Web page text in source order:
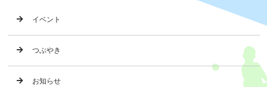
イベント
つぶやき
お知らせ